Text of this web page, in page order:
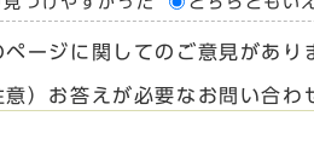
ページに関してのご意見があり
意）お答えが必要なお問い合